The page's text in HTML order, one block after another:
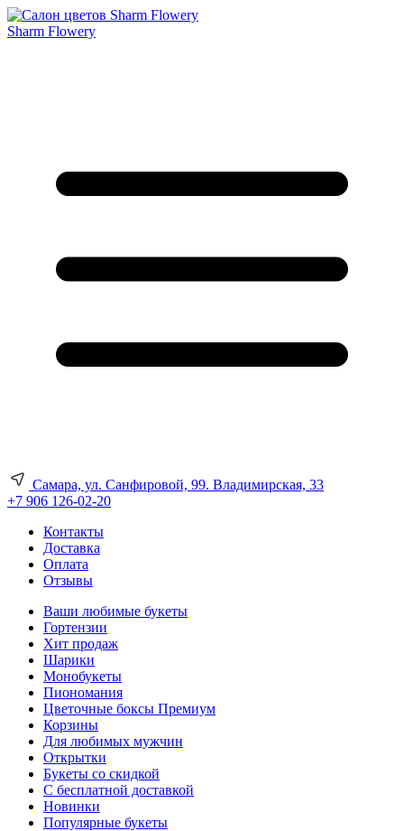
Sharm Flowery
Самара, ул. Санфировой, 99. Владимирская, 33
+7 906 126-02-20
Контакты
Доставка
Оплата
Отзывы
Ваши любимые букеты
Гортензии
Хит продаж
Шарики
Монобукеты
Пиономания
Цветочные боксы Премиум
Корзины
Для любимых мужчин
Открытки
Букеты со скидкой
С бесплатной доставкой
Новинки
Популярные букеты